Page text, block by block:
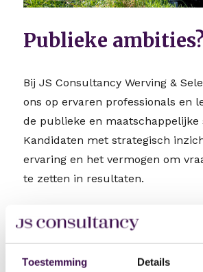
Toestemming Details
Publieke
Bij JS Consultancy Werving &
ons op ervaren professionals en
de publieke en maatschappelijke
Kandidaten met strategisch
ervaring en het vermogen om
te zetten in resultaten.
Onze focus ligt op management-
sleutelposities waarin visie,